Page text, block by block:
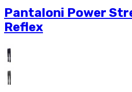
Pantaloni Power
Reflex